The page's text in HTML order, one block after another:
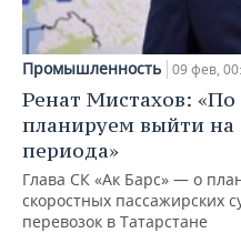
Промышленность 09 фев,
Ренат Мистахов:
планируем выйти на
периода»
Глава СК «Ак Барс» — о
скоростных пассажирских
перевозок в Татарстане